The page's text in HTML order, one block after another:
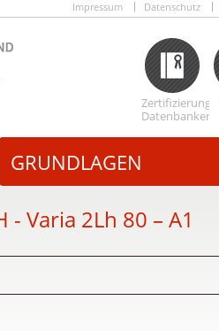
Impressum Datenschutz
Zertifizierungs
Datenbanken
GRUNDLAGEN
Varia 2Lh 80 – A1